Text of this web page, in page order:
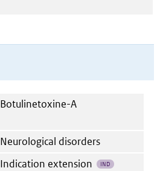
Botulinetoxine-A
Neurological disorders
Indication extension IND